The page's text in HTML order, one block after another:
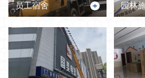
员工宿舍 园林